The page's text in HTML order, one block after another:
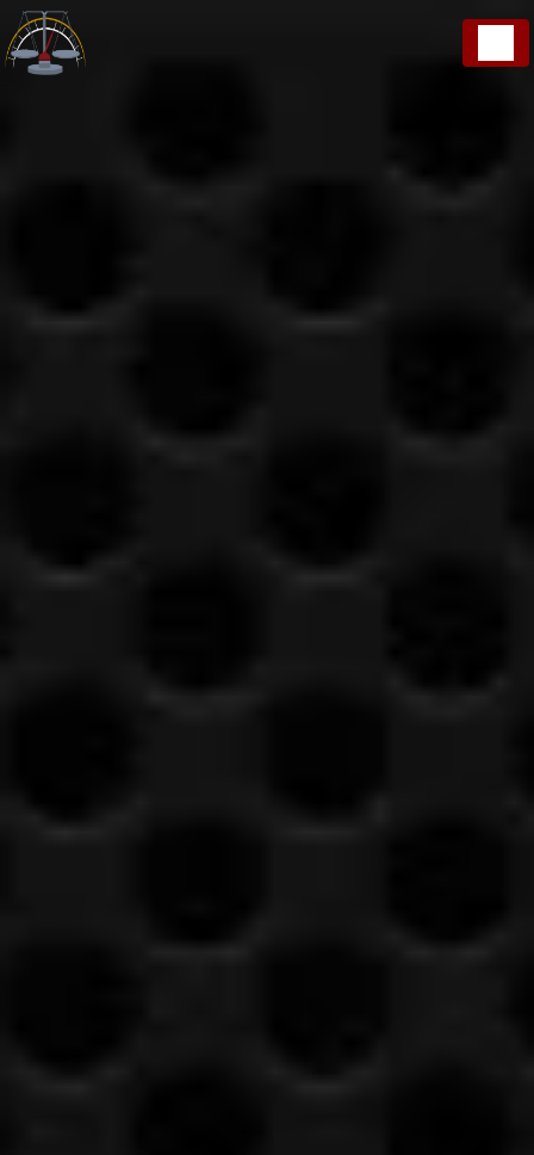
Panneau de gestion des cookies